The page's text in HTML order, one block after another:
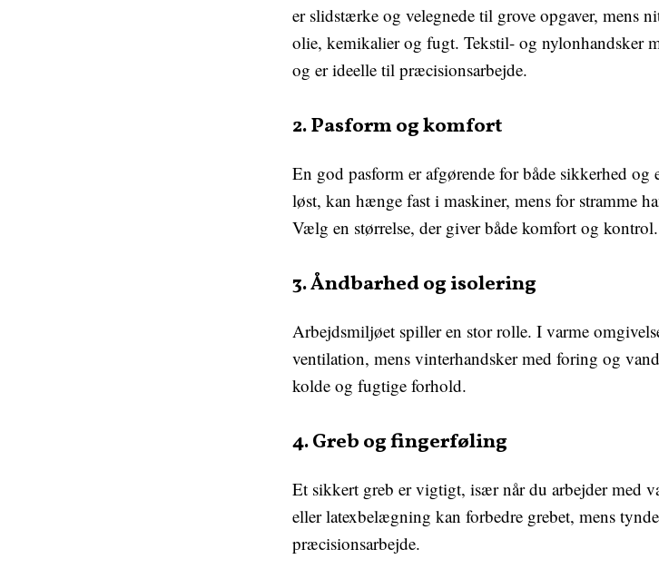
er slidstærke og velegnede til grove opgaver, mens
olie, kemikalier og fugt. Tekstil- og nylonhandsker
og er ideelle til præcisionsarbejde.
2. Pasform og komfort
En god pasform er afgørende for både sikkerhed
løst, kan hænge fast i maskiner, mens for stramme
Vælg en størrelse, der giver både komfort og kontrol.
3. Åndbarhed og isolering
Arbejdsmiljøet spiller en stor rolle. I varme
ventilation, mens vinterhandsker med foring og
kolde og fugtige forhold.
4. Greb og fingerføling
Et sikkert greb er vigtigt, især når du arbejder med
eller latexbelægning kan forbedre grebet, mens
præcisionsarbejde.